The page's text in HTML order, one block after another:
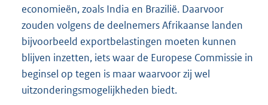
economieën, zoals India en Brazilië. Daarvoor
zouden volgens de deelnemers Afrikaanse landen
bijvoorbeeld exportbelastingen moeten kunnen
blijven inzetten, iets waar de Europese Commissie in
beginsel op tegen is maar waarvoor zij wel
uitzonderingsmogelijkheden biedt.